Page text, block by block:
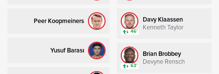
Peer Koopmeiners
Yusuf Barası
Davy Klaassen
Kenneth Taylor
46’
Brian Brobbey
Devyne Rensch
63’